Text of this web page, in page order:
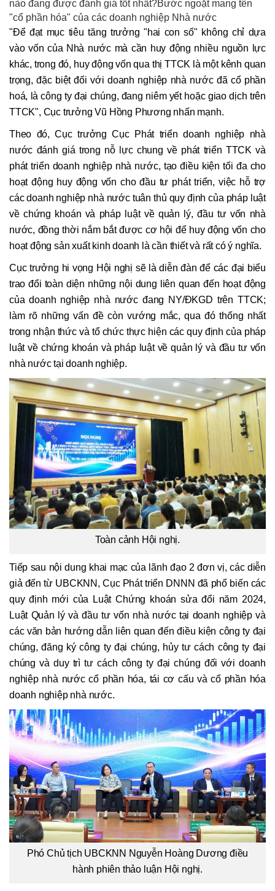
nào đang được đánh giá tốt nhất?Bước ngoặt mang tên
"cổ phần hóa" của các doanh nghiệp Nhà nước
"Để đạt mục tiêu tăng trưởng "hai con số" không chỉ dựa
vào vốn của Nhà nước mà cần huy động nhiều nguồn lực
khác, trong đó, huy động vốn qua thị TTCK là một kênh quan
trọng, đặc biệt đối với doanh nghiệp nhà nước đã cổ phần
hoá, là công ty đại chúng, đang niêm yết hoặc giao dịch trên
TTCK", Cục trưởng Vũ Hồng Phương nhấn mạnh.
Theo đó, Cục trưởng Cục Phát triển doanh nghiệp nhà
nước đánh giá trong nỗ lực chung về phát triển TTCK và
phát triển doanh nghiệp nhà nước, tạo điều kiện tối đa cho
hoạt động huy động vốn cho đầu tư phát triển, việc hỗ trợ
các doanh nghiệp nhà nước tuân thủ quy định của pháp luật
về chứng khoán và pháp luật về quản lý, đầu tư vốn nhà
nước, đồng thời nắm bắt được cơ hội để huy động vốn cho
hoạt động sản xuất kinh doanh là cần thiết và rất có ý nghĩa.
Cục trưởng hi vọng Hội nghị sẽ là diễn đàn để các đại biểu
trao đổi toàn diện những nội dung liên quan đến hoạt động
của doanh nghiệp nhà nước đang NY/ĐKGD trên TTCK;
làm rõ những vấn đề còn vướng mắc, qua đó thống nhất
trong nhận thức và tổ chức thực hiện các quy định của pháp
luật về chứng khoán và pháp luật về quản lý và đầu tư vốn
nhà nước tại doanh nghiệp.
Toàn cảnh Hội nghị.
Tiếp sau nội dung khai mạc của lãnh đạo 2 đơn vị, các diễn
giả đến từ UBCKNN, Cục Phát triển DNNN đã phổ biến các
quy định mới của Luật Chứng khoán sửa đổi năm 2024,
Luật Quản lý và đầu tư vốn nhà nước tại doanh nghiệp và
các văn bản hướng dẫn liên quan đến điều kiện công ty đại
chúng, đăng ký công ty đại chúng, hủy tư cách công ty đại
chúng và duy trì tư cách công ty đại chúng đối với doanh
nghiệp nhà nước cổ phần hóa, tái cơ cấu và cổ phần hóa
doanh nghiệp nhà nước.
Phó Chủ tịch UBCKNN Nguyễn Hoàng Dương điều
hành phiên thảo luận Hội nghị.